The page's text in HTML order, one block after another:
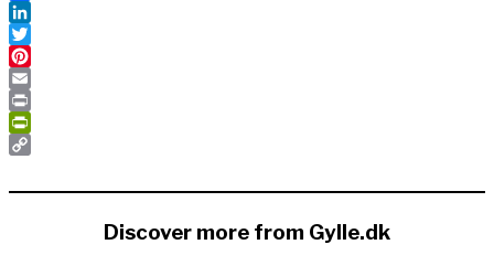
Facebook
LinkedIn
Twitter
Pinterest
Email
Print
PrintFriendly
Link
Discover more from Gylle.dk